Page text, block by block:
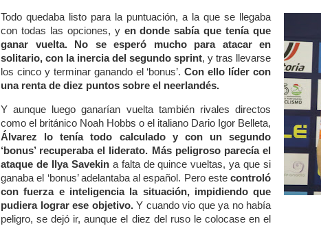
Todo quedaba listo para la puntuación, a la que se llegaba
con todas las opciones, y en donde sabía que tenía que
ganar vuelta. No se esperó mucho para atacar en
solitario, con la inercia del segundo sprint, y tras llevarse
los cinco y terminar ganando el ‘bonus’.Con ello líder con
una renta de diez puntos sobre el neerlandés.
Y aunque luego ganarían vuelta también rivales directos
como el británico Noah Hobbs o el italiano Dario Igor Belleta,
Álvarez lo tenía todo calculado y con un segundo
‘bonus’ recuperaba el liderato. Más peligroso parecía el
ataque de Ilya Savekina falta de quince vueltas, ya que si
ganaba el ‘bonus’ adelantaba al español. Pero estecontroló
con fuerza e inteligencia la situación, impidiendo que
pudiera lograr ese objetivo.Y cuando vio que ya no había
peligro, se dejó ir, aunque el diez del ruso le colocase en el